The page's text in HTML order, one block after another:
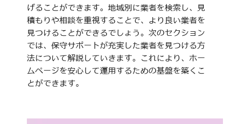
げることができます。地域別に業者を検索し、見
積もりや相談を重視することで、より良い業者を
見つけることができるでしょう。次のセクション
では、保守サポートが充実した業者を見つける方
法について解説していきます。これにより、ホー
ムページを安心して運用するための基盤を築くこ
とができます。